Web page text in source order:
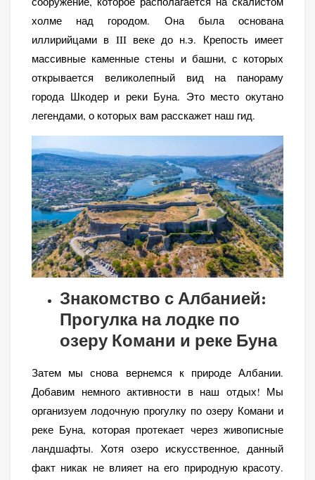
холме над городом. Она была основана
иллирийцами в III веке до н.э. Крепость имеет
массивные каменные стены и башни, с которых
открывается великолепный вид на панораму
города Шкодер и реки Буна. Это место окутано
легендами, о которых вам расскажет наш гид.
Знакомство с Албанией:
Прогулка на лодке по
озеру Комани и реке Буна
Затем мы снова вернемся к природе Албании.
Добавим немного активности в наш отдых! Мы
организуем лодочную прогулку по озеру Комани и
реке Буна, которая протекает через живописные
ландшафты. Хотя озеро искусственное, данный
факт никак не влияет на его природную красоту.